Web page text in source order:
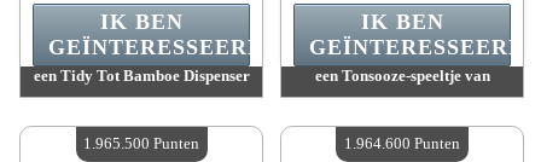
een Tidy Tot Bamboe Dispenser
Beschikbare hoeveelheid :4
IK BEN
GEÏNTERESSEERD.
een Tonsooze-speeltje van
Beschikbare hoeveelheid :4
IK BEN
GEÏNTERESSEERD.
1.965.500 Punten 1.964.600 Punten